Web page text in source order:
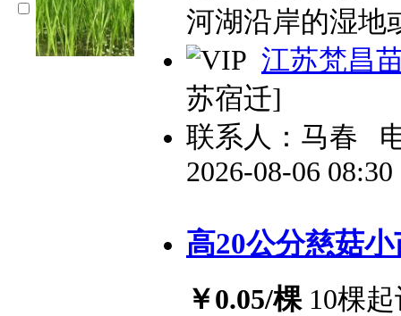
河湖沿岸的湿地
江苏梵昌
苏宿迁]
联系人：马春
2026-08-06
高20公分慈菇
￥0.05/棵 10棵